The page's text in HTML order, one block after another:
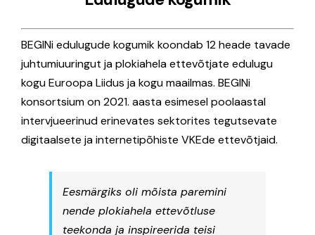
BEGINi edulugude kogumik koondab 12 heade tavade
juhtumiuuringut ja plokiahela ettevõtjate edulugu
kogu Euroopa Liidus ja kogu maailmas. BEGINi
konsortsium on 2021. aasta esimesel poolaastal
intervjueerinud erinevates sektorites tegutsevate
digitaalsete ja internetipõhiste VKEde ettevõtjaid.
Eesmärgiks oli mõista paremini
nende plokiahela ettevõtluse
teekonda ja inspireerida teisi